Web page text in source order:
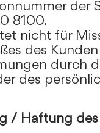
der
8100.
nicht für
des
durch
des
/ Haftung des